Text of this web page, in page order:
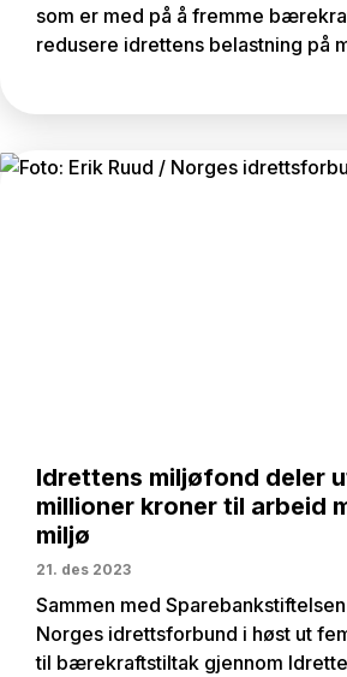
som er med på å fremme
redusere idrettens belastning på
Idrettens miljøfond deler
millioner kroner til arbeid
miljø
21. des 2023
Sammen med
Norges idrettsforbund i høst ut
til bærekraftstiltak gjennom